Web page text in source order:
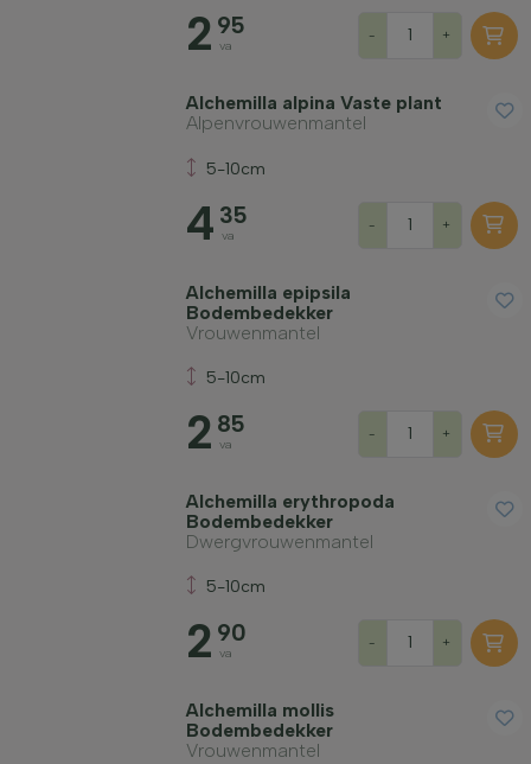
2 95
va
- +
Alchemilla alpina Vaste plant
Alpenvrouwenmantel
5-10cm
4 35
va
- +
Alchemilla epipsila
Bodembedekker
Vrouwenmantel
5-10cm
2 85
va
- +
Alchemilla erythropoda
Bodembedekker
Dwergvrouwenmantel
5-10cm
2 90
va
- +
Alchemilla mollis
Bodembedekker
Vrouwenmantel